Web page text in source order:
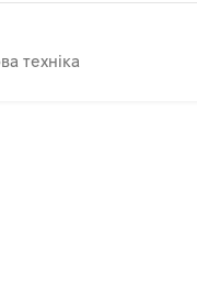
техніка